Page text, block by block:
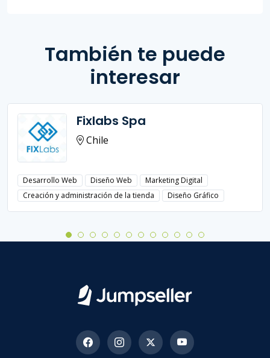
También te puede
interesar
Fixlabs Spa
Chile
Desarrollo Web Diseño Web
Marketing Digital
Creación y administración de la tienda
Diseño Gráfico